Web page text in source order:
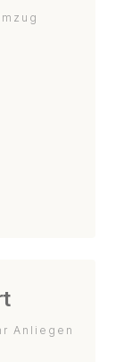
Anliegen